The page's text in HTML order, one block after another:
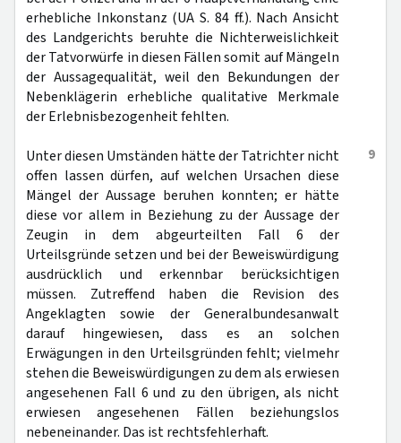
erhebliche Inkonstanz (UA S. 84 ff.). Nach Ansicht
des Landgerichts beruhte die Nichterweislichkeit
der Tatvorwürfe in diesen Fällen somit auf Mängeln
der Aussagequalität, weil den Bekundungen der
Nebenklägerin erhebliche qualitative Merkmale
der Erlebnisbezogenheit fehlten.
9
Unter diesen Umständen hätte der Tatrichter nicht
offen lassen dürfen, auf welchen Ursachen diese
Mängel der Aussage beruhen konnten; er hätte
diese vor allem in Beziehung zu der Aussage der
Zeugin in dem abgeurteilten Fall 6 der
Urteilsgründe setzen und bei der Beweiswürdigung
ausdrücklich und erkennbar berücksichtigen
müssen. Zutreffend haben die Revision des
Angeklagten sowie der Generalbundesanwalt
darauf hingewiesen, dass es an solchen
Erwägungen in den Urteilsgründen fehlt; vielmehr
stehen die Beweiswürdigungen zu dem als erwiesen
angesehenen Fall 6 und zu den übrigen, als nicht
erwiesen angesehenen Fällen beziehungslos
nebeneinander. Das ist rechtsfehlerhaft.